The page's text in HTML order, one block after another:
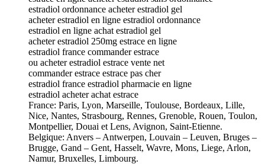
estradiol ordonnance acheter estradiol gel
acheter estradiol en ligne estradiol ordonnance
estradiol en ligne achat estradiol gel
acheter estradiol 250mg estrace en ligne
estradiol france commander estrace
ou acheter estradiol estrace vente net
commander estrace estrace pas cher
estradiol france estradiol pharmacie en ligne
estradiol acheter achat estrace
France: Paris, Lyon, Marseille, Toulouse, Bordeaux, Lille,
Nice, Nantes, Strasbourg, Rennes, Grenoble, Rouen, Toulon,
Montpellier, Douai et Lens, Avignon, Saint-Etienne.
Belgique: Anvers – Antwerpen, Louvain – Leuven, Bruges –
Brugge, Gand – Gent, Hasselt, Wavre, Mons, Liege, Arlon,
Namur, Bruxelles, Limbourg.